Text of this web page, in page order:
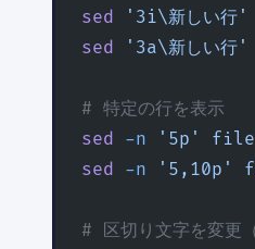
sed '3i\新しい行'
sed '3a\新しい行'
# 特定の行を表示
sed -n '5p'
sed -n '5,10p'
# 区切り文字を変更